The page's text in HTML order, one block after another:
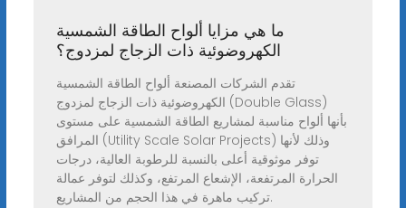
ما هي مزايا ألواح الطاقة الشمسية
الكهروضوئية ذات الزجاج لمزدوج؟
تقدم الشركات المصنعة ألواح الطاقة الشمسية
الكهروضوئية ذات الزجاج لمزدوج (Double Glass)
بأنها ألواح مناسبة لمشاريع الطاقة الشمسية على مستوى
المرافق (Utility Scale Solar Projects) وذلك لأنها
توفر موثوقية أعلى بالنسبة للرطوبة العالية، درجات
الحرارة المرتفعة، الإشعاع المرتفع، وكذلك لتوفر عمالة
تركيب ماهرة في هذا الحجم من المشاريع.